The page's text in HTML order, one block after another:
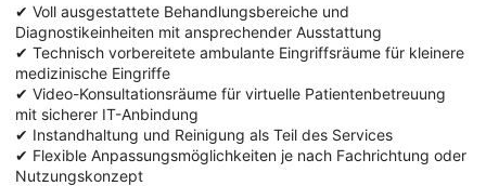
✔ Voll ausgestattete Behandlungsbereiche und
Diagnostikeinheiten mit ansprechender Ausstattung
✔ Technisch vorbereitete ambulante Eingriffsräume für kleinere
medizinische Eingriffe
✔ Video-Konsultationsräume für virtuelle Patientenbetreuung
mit sicherer IT-Anbindung
✔ Instandhaltung und Reinigung als Teil des Services
✔ Flexible Anpassungsmöglichkeiten je nach Fachrichtung oder
Nutzungskonzept